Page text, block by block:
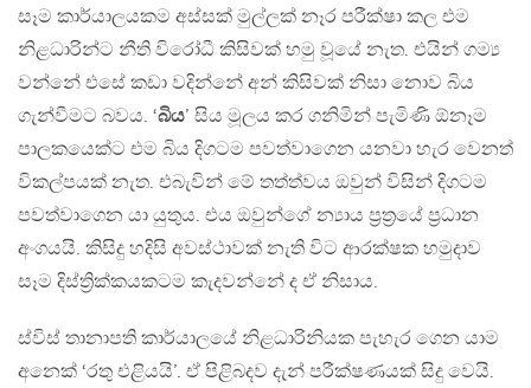
සෑම කාර්යාලයකම අස්සක් මුල්ලක් නෑර පරීක්ෂා කල එම
නිළධාරින්ට නීති විරෝධී කිසිවක් හමු වූයේ නැත. එයින් ගම්‍ය
වන්නේ එසේ කඩා වදින්නේ අන් කිසිවක් නිසා නොව බිය
ගැන්වීමට බවය. ‘බිය’ සිය මූලය කර ගනිමින් පැමිණි ඕනෑම
පාලකයෙක්ට එම බිය දිගටම පවත්වාගෙන යනවා හැර වෙනත්
විකල්පයක් නැත. එබැවින් මේ තත්ත්වය ඔවුන් විසින් දිගටම
පවත්වාගෙන යා යුතුය. එය ඔවුන්ගේ න්‍යාය ප්‍රත්‍රයේ ප්‍රධාන
අංගයයි. කිසිදු හදිසි අවස්ථාවක් නැති විට ආරක්ෂක හමුදාව
සෑම දිස්ත්‍රික්කයකටම කැදවන්නේ ද ඒ නිසාය.
ස්විස් තානාපති කාර්යාලයේ නිළධාරිනියක පැහැර ගෙන යාම
අනෙක් ‘රතු එළියයි’. ඒ පිළිබදව දැන් පරීක්ෂණයක් සිදු වෙයි.